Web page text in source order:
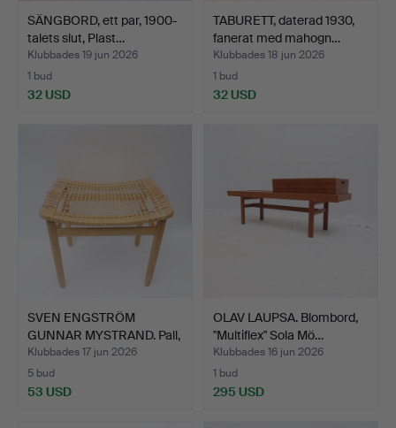
SÄNGBORD, ett par, 1900-
talets slut, Plast…
Klubbades 19 jun 2026
1 bud
32 USD
TABURETT, daterad 1930,
fanerat med mahogn…
Klubbades 18 jun 2026
1 bud
32 USD
SVEN ENGSTRÖM
GUNNAR MYSTRAND. Pall,
ek, m…
Klubbades 17 jun 2026
5 bud
53 USD
OLAV LAUPSA. Blombord,
"Multiflex" Sola Mö…
Klubbades 16 jun 2026
1 bud
295 USD